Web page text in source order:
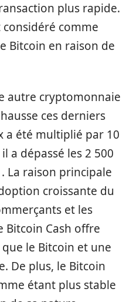
plus rapide.
comme
Bitcoin en raison de
autre cryptomonnaie
ces derniers
a été multiplié par 10
a dépassé les 2 500
La raison principale
croissante du
et les
Bitcoin Cash offre
le Bitcoin et une
De plus, le Bitcoin
étant plus stable